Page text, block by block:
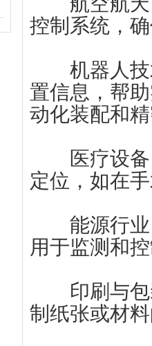
控制系统，
机器人技
置信息，帮
动化装配和
医疗设备
定位，如在
能源行业
用于监测和
印刷与包
制纸张或材